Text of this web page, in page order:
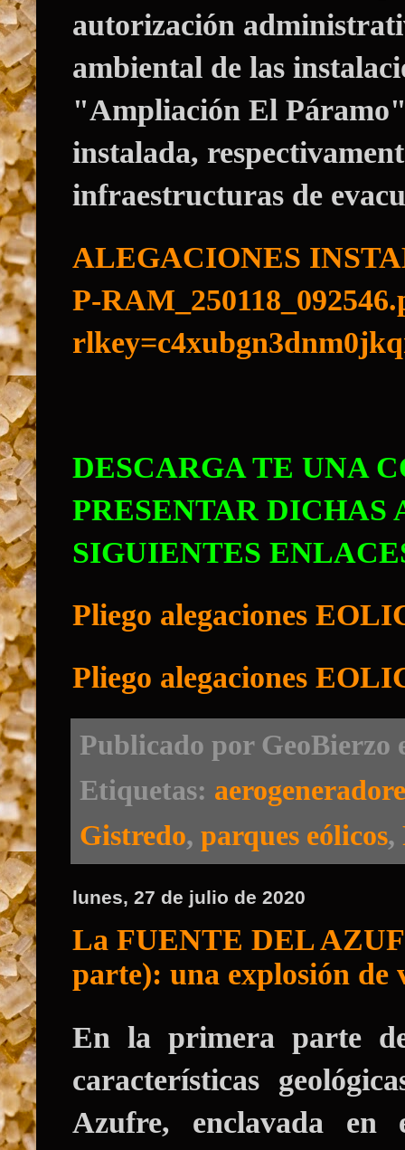
autorización
ambiental de las
"Ampliación El
instalada,
infraestructuras de
ALEGACIONES
P-
DESCARGA TE UNA
PRESENTAR DICHAS
SIGUIENTES
Pliego alegaciones
Pliego alegaciones
Publicado por GeoBierzo
Etiquetas:
Gistredo, parques eólicos,
lunes, 27 de julio de 2020
La FUENTE DEL
parte): una explosión de
En la primera parte
características
Azufre, enclavada